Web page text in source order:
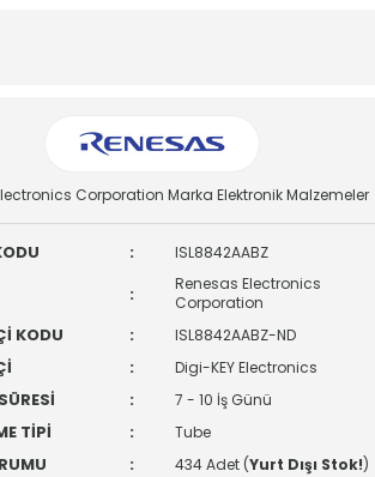
Corporation Marka Elektronik Malzemeler
: ISL8842AABZ
:
Renesas Electronics
Corporation
KODU : ISL8842AABZ-ND
: Digi-KEY Electronics
: 7 - 10 İş Günü
TİPİ : Tube
: 434 Adet (Yurt Dışı Stok!)